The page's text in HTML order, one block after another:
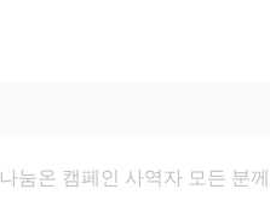
나눔온 캠페인 사역자 모든 분